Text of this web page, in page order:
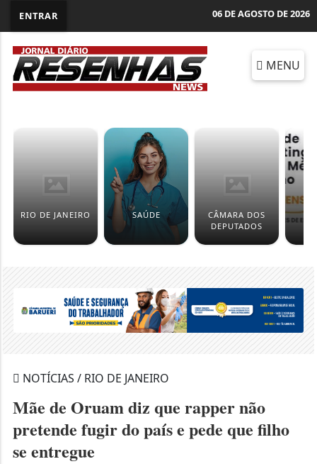
ENTRAR 06 DE AGOSTO DE 2026
MENU
RIO DE JANEIRO SAÚDE
CÂMARA DOS
DEPUTADOS
NOTÍCIAS / RIO DE JANEIRO
Mãe de Oruam diz que rapper não
pretende fugir do país e pede que filho
se entregue